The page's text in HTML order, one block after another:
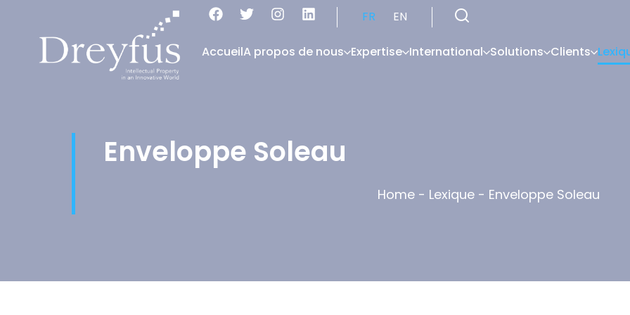
FR EN
AccueilA propos de nous Expertise International Solutions Clients
Enveloppe Soleau
Home- Lexique- Enveloppe Soleau